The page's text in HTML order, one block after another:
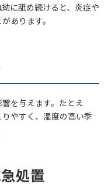
に舐め続けると、炎症や
あります。
を与えます。たとえ
やすく、湿度の高い季
処置